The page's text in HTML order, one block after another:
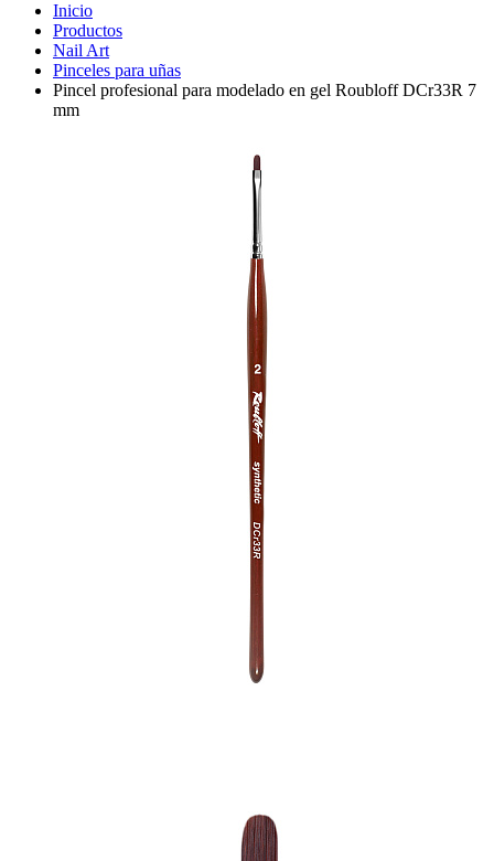
Inicio
Productos
Nail Art
Pinceles para uñas
Pincel profesional para modelado en gel Roubloff DCr33R 7
mm